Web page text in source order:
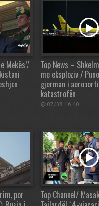
Mekës’/
Top News –
me eksploziv /
gjerman i
katastrofën
07/08 16:40
por
Top Channel/